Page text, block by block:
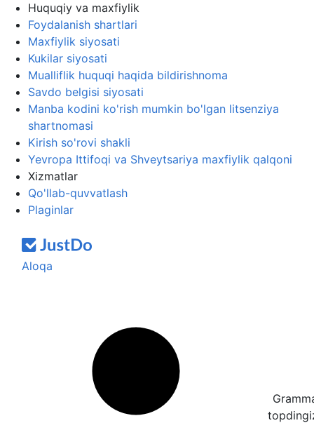
Huquqiy va maxfiylik
Foydalanish shartlari
Maxfiylik siyosati
Kukilar siyosati
Mualliflik huquqi haqida bildirishnoma
Savdo belgisi siyosati
Manba kodini ko'rish mumkin bo'lgan litsenziya
shartnomasi
Kirish so'rovi shakli
Yevropa Ittifoqi va Shveytsariya maxfiylik qalqoni
Xizmatlar
Qo'llab-quvvatlash
Plaginlar
Aloqa